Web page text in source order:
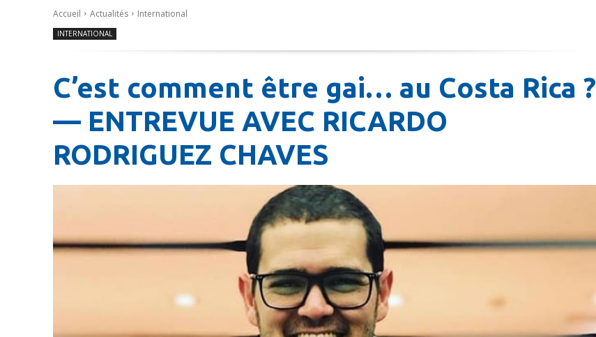
Accueil Actualités International
INTERNATIONAL
C’est comment être gai… au Costa Rica ?
— ENTREVUE AVEC RICARDO
RODRIGUEZ CHAVES